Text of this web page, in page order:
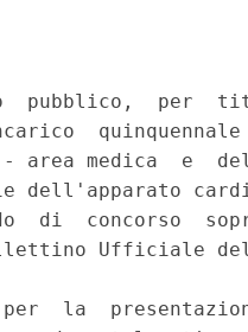
pubblico,  per
- area medica  e
dell'apparato
di  concorso
Ufficiale
la